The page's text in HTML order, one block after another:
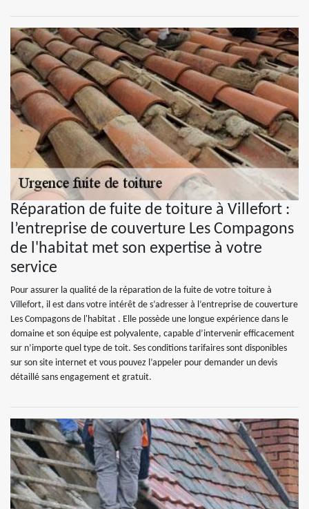
Réparation de fuite de toiture à Villefort :
l’entreprise de couverture Les Compagons
de l'habitat met son expertise à votre
service
Pour assurer la qualité de la réparation de la fuite de votre toiture à
Villefort, il est dans votre intérêt de s’adresser à l’entreprise de couverture
Les Compagons de l'habitat . Elle possède une longue expérience dans le
domaine et son équipe est polyvalente, capable d’intervenir efficacement
sur n’importe quel type de toit. Ses conditions tarifaires sont disponibles
sur son site internet et vous pouvez l’appeler pour demander un devis
détaillé sans engagement et gratuit.